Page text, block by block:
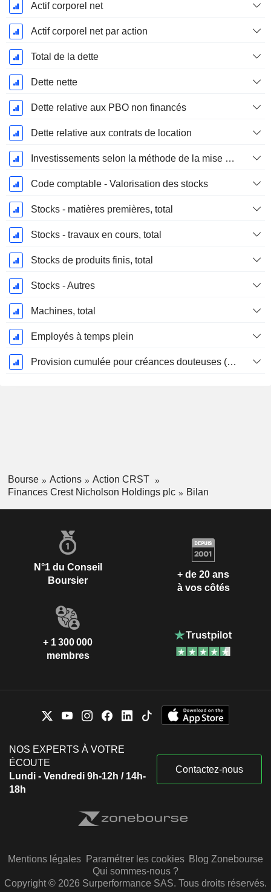
Actif corporel net
Actif corporel net par action
Total de la dette
Dette nette
Dette relative aux PBO non financés
Dette relative aux contrats de location
Investissements selon la méthode de la mise en équivalence, total
Code comptable - Valorisation des stocks
Stocks - matières premières, total
Stocks - travaux en cours, total
Stocks de produits finis, total
Stocks - Autres
Machines, total
Employés à temps plein
Provision cumulée pour créances douteuses (Supple)
Bourse Actions
Action CRST
Finances Crest Nicholson Holdings plc
Bilan
N°1 du Conseil
Boursier
+ de 20 ans
à vos côtés
+ 1 300 000
membres
NOS EXPERTS À VOTRE
ÉCOUTE
Lundi - Vendredi 9h-12h / 14h-
18h
Contactez-nous
Mentions légales Paramétrer les cookies Blog Zonebourse
Qui sommes-nous ?
Copyright © 2026 Surperformance SAS. Tous droits réservés.